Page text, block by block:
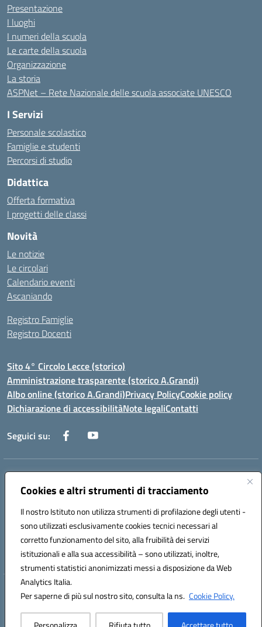
Cookies e altri strumenti di tracciamento
Il nostro Istituto non utilizza strumenti di profilazione degli utenti -
sono utilizzati esclusivamente cookies tecnici necessari al
corretto funzionamento del sito, alla fruibilità dei servizi
istituzionali e alla sua accessibilità – sono utilizzati, inoltre,
strumenti statistici anonimizzati messi a disposizione da Web
Analytics Italia.
Per saperne di più sul nostro sito, consulta la ns. Cookie Policy.
Presentazione
I luoghi
I numeri della scuola
Le carte della scuola
Organizzazione
La storia
ASPNet – Rete Nazionale delle scuola associate UNESCO
I Servizi
Personale scolastico
Famiglie e studenti
Percorsi di studio
Didattica
Offerta formativa
I progetti delle classi
Novità
Le notizie
Le circolari
Calendario eventi
Ascaniando
Registro Famiglie
Registro Docenti
Sito 4° Circolo Lecce (storico)
Amministrazione trasparente (storico A.Grandi)
Albo online (storico A.Grandi)Privacy PolicyCookie policy
Dichiarazione di accessibilitàNote legaliContatti
Seguici su:
Indirizzo:Via Francesco Patitari 2 - Lecce
Centralino:0832/346889 Email:leic8av008@istruzione.it
Codice fiscale: 93173040754
Codice meccanografico:
LEIC8AV008
Codice Indice delle Pubbliche Amministrazioni (IPA): BZRH652R
Hosting & Powered by 3D Solution S.r.l.
Concept & Design by Designers Italia